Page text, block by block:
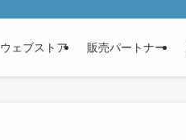
ウェブストア 販売パートナー